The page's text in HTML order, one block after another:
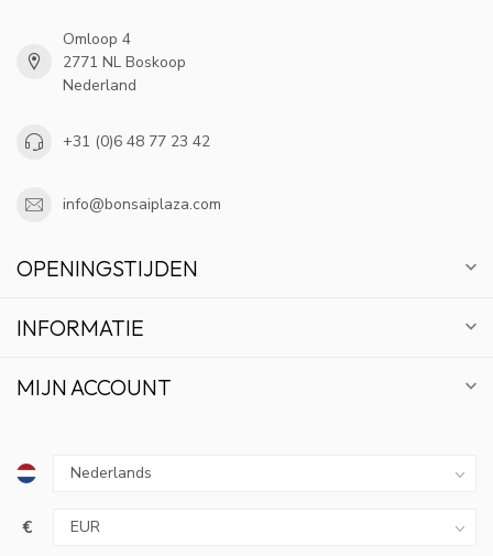
Omloop 4
2771 NL Boskoop
Nederland
+31 (0)6 48 77 23 42
info@bonsaiplaza.com
OPENINGSTIJDEN
INFORMATIE
MIJN ACCOUNT
€